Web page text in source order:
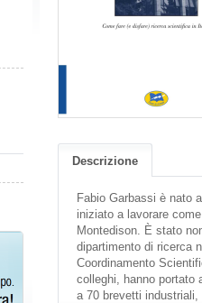
Descrizione
Fabio Garbassi è nato
iniziato a lavorare
Montedison. È stato
dipartimento di ricerca
Coordinamento
colleghi, hanno portato
a 70 brevetti